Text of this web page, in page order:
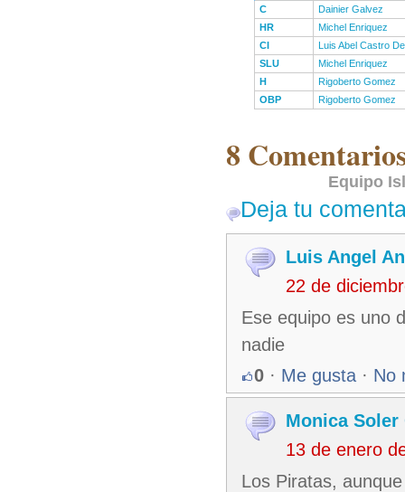
C
Dainier Galvez
HR
Michel Enriquez
CI
Luis Abel Castro De
SLU
Michel Enriquez
H
Rigoberto Gomez
OBP
Rigoberto Gomez
8
Equipo
Deja tu
Luis Angel
22 de
Ese equipo es uno
nadie
0 · Me gusta · No
Monica Soler
13 de enero
Los Piratas,